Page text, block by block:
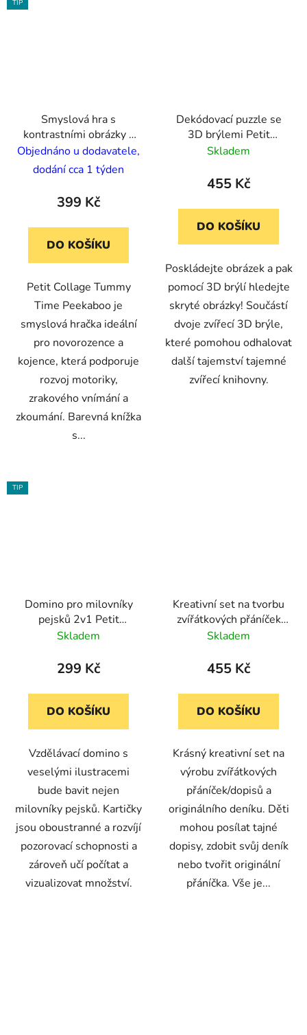
TIP
Smyslová hra s
kontrastními obrázky a
zrcátkem pro nejmenší
Peekaboo - Petit
Objednáno u dodavatele,
dodání cca 1 týden
399 Kč
DO KOŠÍKU
Petit Collage Tummy
Time Peekaboo je
smyslová hračka ideální
pro novorozence a
kojence, která podporuje
rozvoj motoriky,
zrakového vnímání a
zkoumání. Barevná knížka
s...
Dekódovací puzzle se
3D brýlemi Petit
Collage
Skladem
455 Kč
DO KOŠÍKU
Poskládejte obrázek a pak
pomocí 3D brýlí hledejte
skryté obrázky! Součástí
dvoje zvířecí 3D brýle,
které pomohou odhalovat
další tajemství tajemné
zvířecí knihovny.
TIP
Domino pro milovníky
pejsků 2v1 Petit
Collage
Skladem
299 Kč
DO KOŠÍKU
Vzdělávací domino s
veselými ilustracemi
bude bavit nejen
milovníky pejsků. Kartičky
jsou oboustranné a rozvíjí
pozorovací schopnosti a
zároveň učí počítat a
vizualizovat množství.
Kreativní set na tvorbu
zvířátkových přáníček
Petit Collage
Skladem
455 Kč
DO KOŠÍKU
Krásný kreativní set na
výrobu zvířátkových
přáníček/dopisů a
originálního deníku. Děti
mohou posílat tajné
dopisy, zdobit svůj deník
nebo tvořit originální
přáníčka. Vše je...